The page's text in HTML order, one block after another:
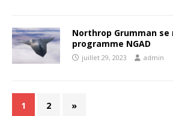
Northrop Grumman
programme NGAD
juillet 29, 2023 admin
1 2 »